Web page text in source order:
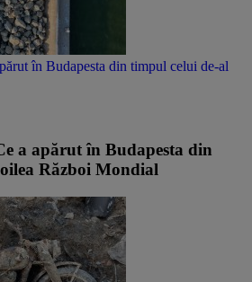
în Budapesta din timpul celui de-al
a apărut în Budapesta din
Război Mondial